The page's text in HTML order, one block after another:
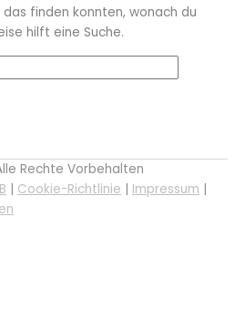
finden konnten, wonach du
hilft eine Suche.
Rechte Vorbehalten
| Cookie-Richtlinie | Impressum |